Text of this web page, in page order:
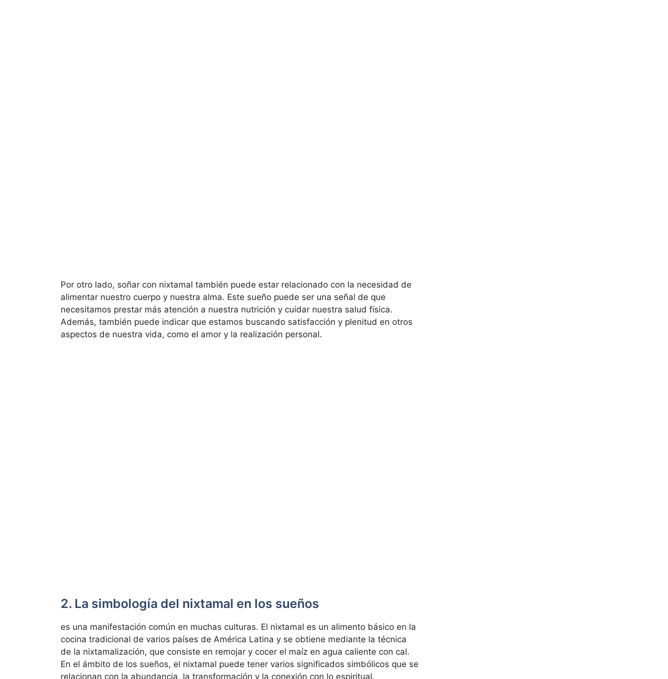
Por otro lado, soñar con nixtamal también puede estar relacionado con la necesidad de
alimentar nuestro cuerpo y nuestra alma. Este sueño puede ser una señal de que
necesitamos prestar más atención a nuestra nutrición y cuidar nuestra salud física.
Además, también puede indicar que estamos buscando satisfacción y plenitud en otros
aspectos de nuestra vida, como el amor y la realización personal.
2. La simbología del nixtamal en los sueños
es una manifestación común en muchas culturas. El nixtamal es un alimento básico en la
cocina tradicional de varios países de América Latina y se obtiene mediante la técnica
de la nixtamalización, que consiste en remojar y cocer el maíz en agua caliente con cal.
En el ámbito de los sueños, el nixtamal puede tener varios significados simbólicos que se
relacionan con la abundancia, la transformación y la conexión con lo espiritual.